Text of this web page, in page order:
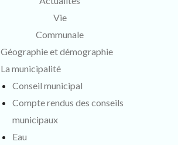
Vie
Communale
Géographie et démographie
La municipalité
Conseil municipal
Compte rendus des conseils
municipaux
Eau